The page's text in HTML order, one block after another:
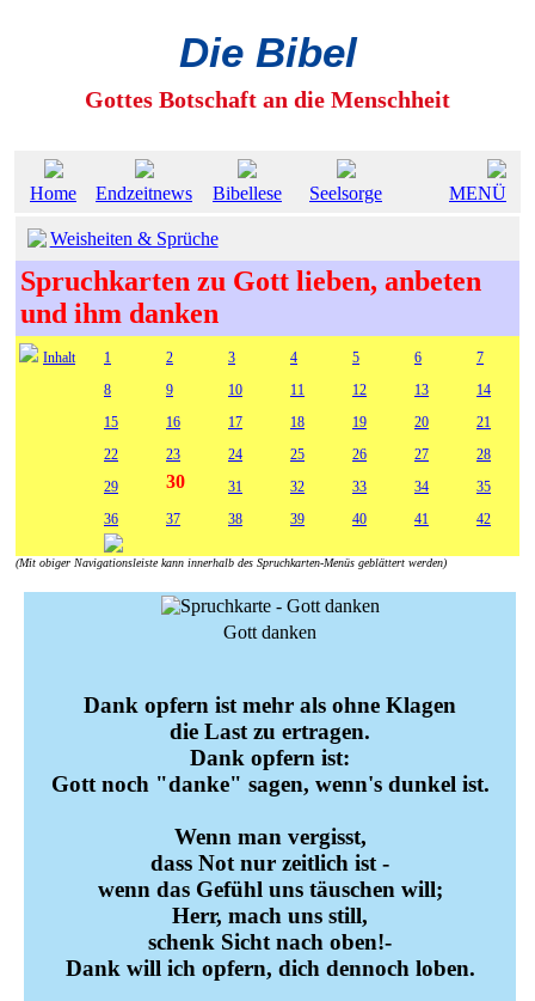
Die Bibel
Gottes Botschaft an die Menschheit
Home Endzeitnews Bibellese Seelsorge MENÜ
Weisheiten & Sprüche
Spruchkarten zu Gott lieben, anbeten
und ihm danken
Inhalt 1 2 3 4 5 6
7
8
9 10 11 12 13
14
15
16 17 18 19 20
21
22
23 24 25 26 27
28
29
30 31 32 33 34
35
36
37 38 39 40 41 42
(Mit obiger Navigationsleiste kann innerhalb des Spruchkarten-Menüs geblättert werden)
Gott danken
Dank opfern ist mehr als ohne Klagen
die Last zu ertragen.
Dank opfern ist:
Gott noch "danke" sagen, wenn's dunkel ist.
Wenn man vergisst,
dass Not nur zeitlich ist -
wenn das Gefühl uns täuschen will;
Herr, mach uns still,
schenk Sicht nach oben!-
Dank will ich opfern, dich dennoch loben.